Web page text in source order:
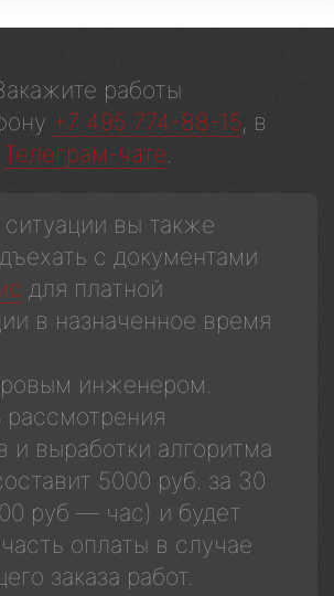
работы
+7 495 774-88-15, в
Телеграм-чате
вы также
с документами
для платной
в назначенное время
инженером.
и выработки алгоритма
5000 руб. за 30
руб — час) и будет
оплаты в случае
заказа работ.